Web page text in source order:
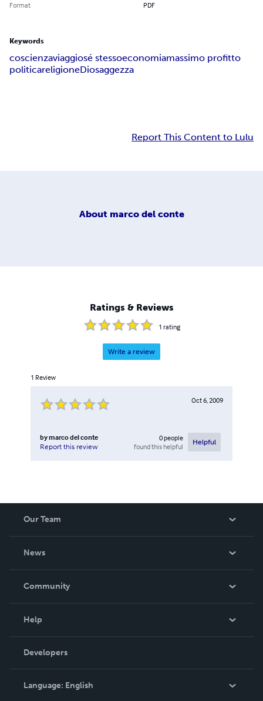
Format PDF
Keywords
coscienzaviaggiosé stessoeconomiamassimo profitto
politicareligioneDiosaggezza
Report This Content to Lulu
About marco del conte
Ratings & Reviews
1 rating
Write a review
1 Review
Oct 6, 2009
bymarco del conte
Report this review
0people
found this helpful
Helpful
Our Team
News
In The News
Community
Podcast
Help
Order Lookup
Knowledge Base
Contact Support
Developers
Language: English